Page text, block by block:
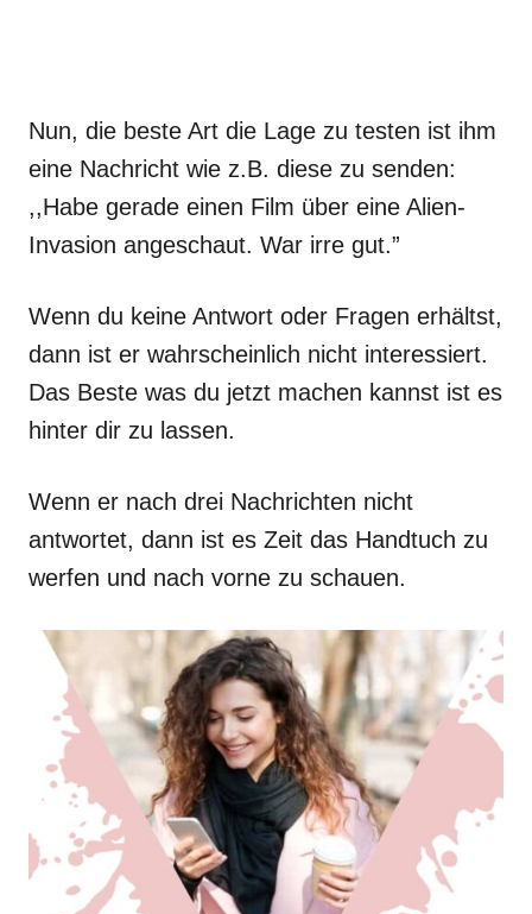
Nun, die beste Art die Lage zu testen ist ihm
eine Nachricht wie z.B. diese zu senden:
,,Habe gerade einen Film über eine Alien-
Invasion angeschaut. War irre gut.”
Wenn du keine Antwort oder Fragen erhältst,
dann ist er wahrscheinlich nicht interessiert.
Das Beste was du jetzt machen kannst ist es
hinter dir zu lassen.
Wenn er nach drei Nachrichten nicht
antwortet, dann ist es Zeit das Handtuch zu
werfen und nach vorne zu schauen.